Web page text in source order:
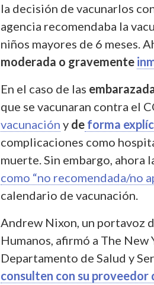
la decisión de vacunarlos
agencia recomendaba la
niños mayores de 6 meses.
moderada o gravemente
En el caso de las
que se vacunaran contra el
vacunación y de forma
complicaciones como
muerte. Sin embargo, ahora
como “no recomendada/no
calendario de vacunación.
Andrew Nixon, un portavoz
Humanos, afirmó a The New
Departamento de Salud y
consulten con su proveedor